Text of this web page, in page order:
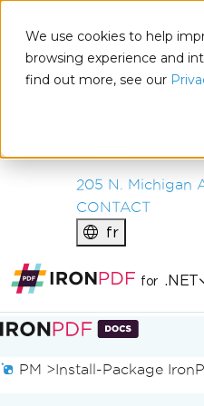
We use cookies to help
browsing experience and
find out more, see our
IRONSOFTWARE
PRODUITS
ENTREPRISE
205 N. Michigan
CONTACT
fr
for .NET
Passer au contenu du pied
PM >Install-Package